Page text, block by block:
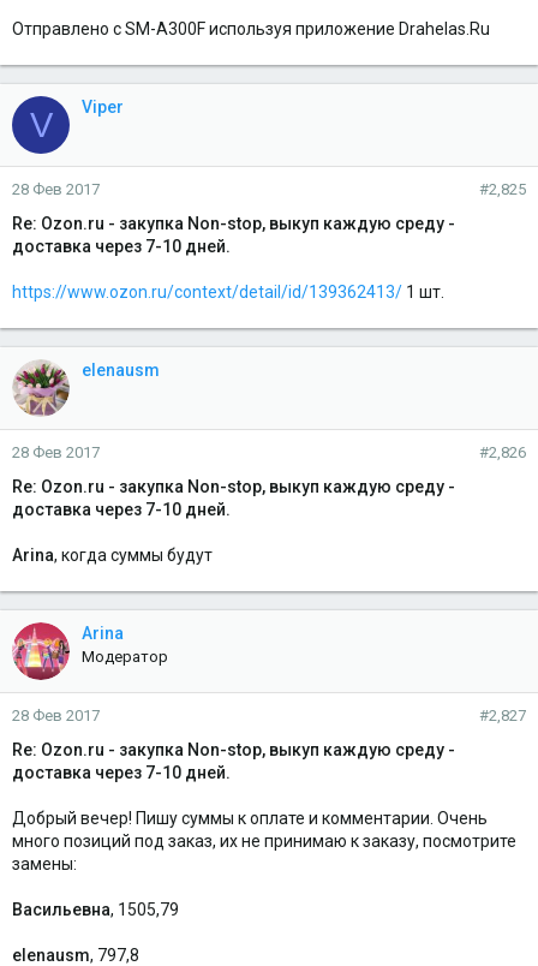
Отправлено с SM-A300F используя приложение Drahelas.Ru
V Viper
28 Фев 2017 #2,825
Re: Ozon.ru - закупка Non-stop, выкуп каждую среду -
доставка через 7-10 дней.
https://www.ozon.ru/context/detail/id/139362413/ 1 шт.
elenausm
28 Фев 2017 #2,826
Re: Ozon.ru - закупка Non-stop, выкуп каждую среду -
доставка через 7-10 дней.
Arina, когда суммы будут
Arina
Модератор
28 Фев 2017 #2,827
Re: Ozon.ru - закупка Non-stop, выкуп каждую среду -
доставка через 7-10 дней.
Добрый вечер! Пишу суммы к оплате и комментарии. Очень
много позиций под заказ, их не принимаю к заказу, посмотрите
замены:
Васильевна, 1505,79
elenausm, 797,8